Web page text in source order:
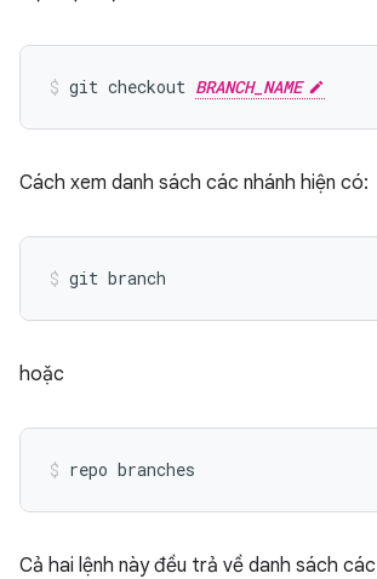
git checkout BRANCH_NAME
Cách xem danh sách các nhánh hiện có:
hoặc
Cả hai lệnh này đều trả về danh sách